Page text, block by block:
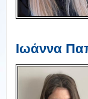
Ιωάννα